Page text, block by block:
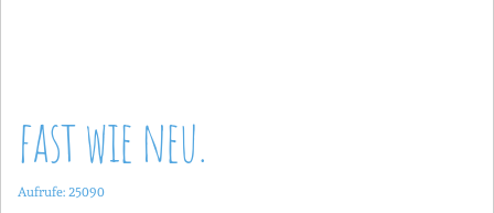
fast wie neu.
Aufrufe: 25090